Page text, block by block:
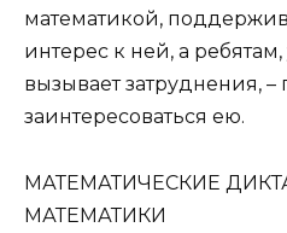
математикой,
интерес к ней, а
вызывает затруднения, –
заинтересоваться ею.
МАТЕМАТИЧЕСКИЕ
МАТЕМАТИКИ